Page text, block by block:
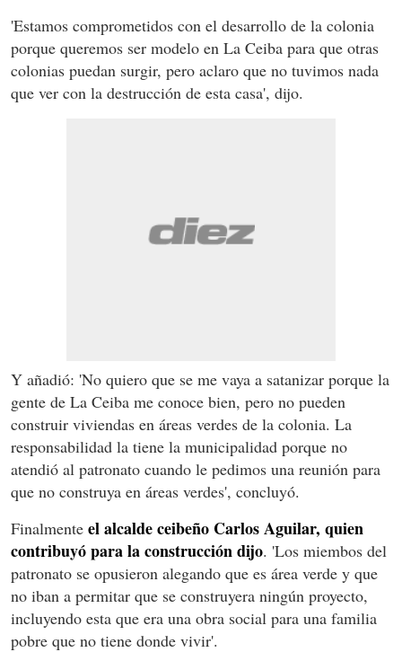
'Estamos comprometidos con el desarrollo de la colonia
porque queremos ser modelo en La Ceiba para que otras
colonias puedan surgir, pero aclaro que no tuvimos nada
que ver con la destrucción de esta casa', dijo.
Y añadió: 'No quiero que se me vaya a satanizar porque la
gente de La Ceiba me conoce bien, pero no pueden
construir viviendas en áreas verdes de la colonia. La
responsabilidad la tiene la municipalidad porque no
atendió al patronato cuando le pedimos una reunión para
que no construya en áreas verdes', concluyó.
Finalmente el alcalde ceibeño Carlos Aguilar, quien
contribuyó para la construcción dijo. 'Los miembos del
patronato se opusieron alegando que es área verde y que
no iban a permitar que se construyera ningún proyecto,
incluyendo esta que era una obra social para una familia
pobre que no tiene donde vivir'.